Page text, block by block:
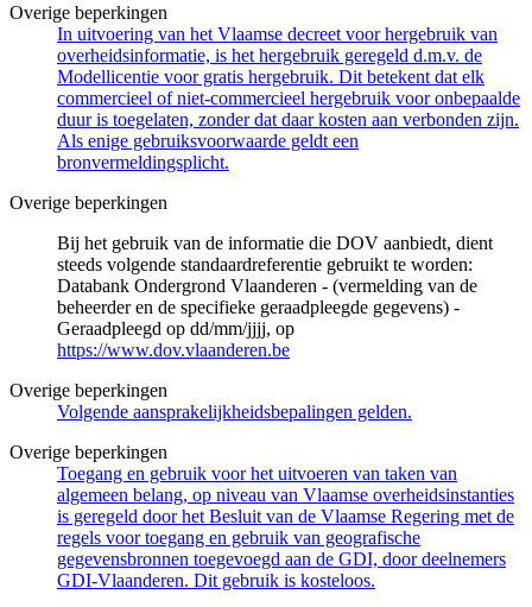
Overige beperkingen
In uitvoering van het Vlaamse decreet voor hergebruik van
overheidsinformatie, is het hergebruik geregeld d.m.v. de
Modellicentie voor gratis hergebruik. Dit betekent dat elk
commercieel of niet-commercieel hergebruik voor onbepaalde
duur is toegelaten, zonder dat daar kosten aan verbonden zijn.
Als enige gebruiksvoorwaarde geldt een
bronvermeldingsplicht.
Overige beperkingen
Bij het gebruik van de informatie die DOV aanbiedt, dient
steeds volgende standaardreferentie gebruikt te worden:
Databank Ondergrond Vlaanderen - (vermelding van de
beheerder en de specifieke geraadpleegde gegevens) -
Geraadpleegd op dd/mm/jjjj, op
https://www.dov.vlaanderen.be
Overige beperkingen
Volgende aansprakelijkheidsbepalingen gelden.
Overige beperkingen
Toegang en gebruik voor het uitvoeren van taken van
algemeen belang, op niveau van Vlaamse overheidsinstanties
is geregeld door het Besluit van de Vlaamse Regering met de
regels voor toegang en gebruik van geografische
gegevensbronnen toegevoegd aan de GDI, door deelnemers
GDI-Vlaanderen. Dit gebruik is kosteloos.